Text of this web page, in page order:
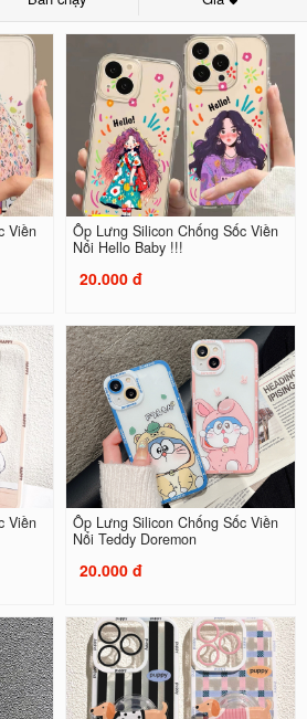
Viền
Ốp Lưng Silicon Chống Sốc Viền
Nổi Hello Baby !!!
20.000 đ
Viền
Ốp Lưng Silicon Chống Sốc Viền
Nổi Teddy Doremon
20.000 đ